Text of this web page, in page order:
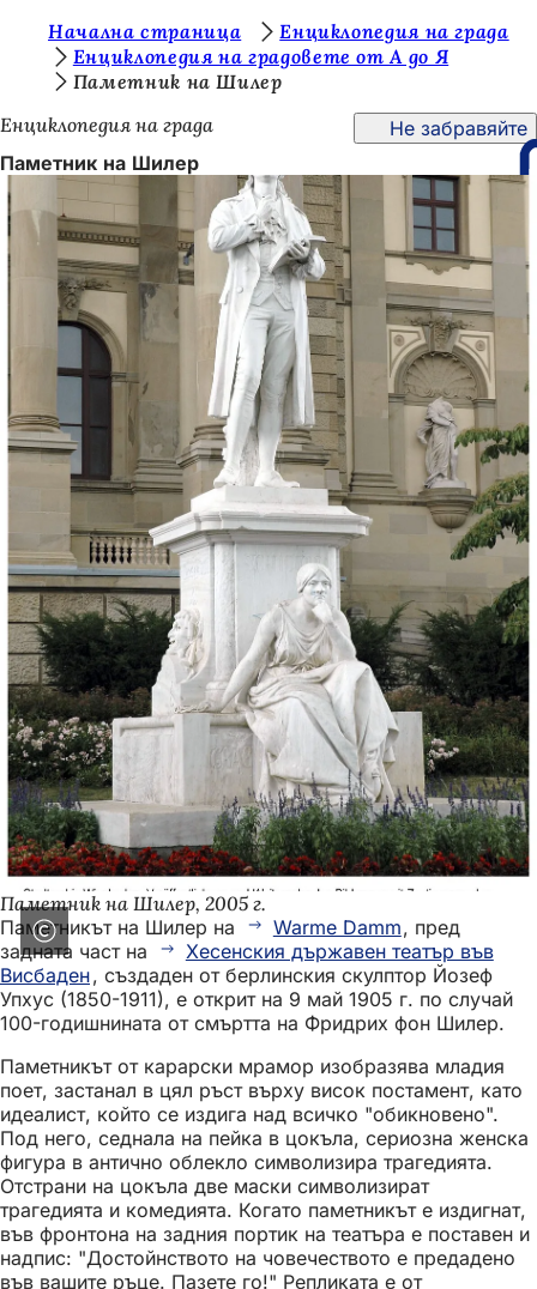
Преминаване към съдържанието
е
с
т
е
т
у
Начална страница
Енциклопедия на града
Енциклопедия на градовете от А до Я
Паметник на Шилер
Енциклопедия на града
Не забравяйте
Паметник на Шилер
Паметник на Шилер, 2005 г.
Паметникът на Шилер на
Warme Damm, пред
задната част на
Хесенския държавен театър във
Висбаден, създаден от берлинския скулптор Йозеф
Упхус (1850-1911), е открит на 9 май 1905 г. по случай
100-годишнината от смъртта на Фридрих фон Шилер.
Паметникът от карарски мрамор изобразява младия
поет, застанал в цял ръст върху висок постамент, като
идеалист, който се издига над всичко "обикновено".
Под него, седнала на пейка в цокъла, сериозна женска
фигура в антично облекло символизира трагедията.
Отстрани на цокъла две маски символизират
трагедията и комедията. Когато паметникът е издигнат,
във фронтона на задния портик на театъра е поставен и
надпис: "Достойнството на човечеството е предадено
във вашите ръце. Пазете го!" Репликата е от